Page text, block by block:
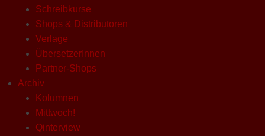
Schreibkurse
Shops & Distributoren
Verlage
ÜbersetzerInnen
Partner-Shops
Archiv
Kolumnen
Mittwoch!
Qinterview